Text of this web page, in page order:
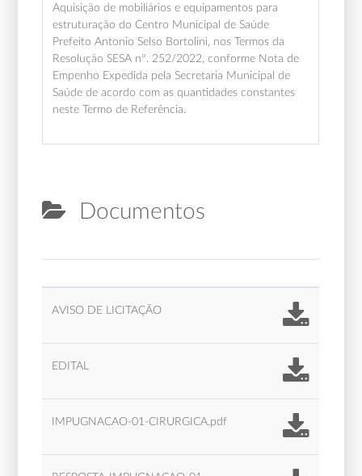
Aquisição de mobiliários e equipamentos para
estruturação do Centro Municipal de Saúde
Prefeito Antonio Selso Bortolini, nos Termos da
Resolução SESA nº. 252/2022, conforme Nota de
Empenho Expedida pela Secretaria Municipal de
Saúde de acordo com as quantidades constantes
neste Termo de Referência.
Documentos
AVISO DE LICITAÇÃO
EDITAL
IMPUGNACAO-01-CIRURGICA.pdf